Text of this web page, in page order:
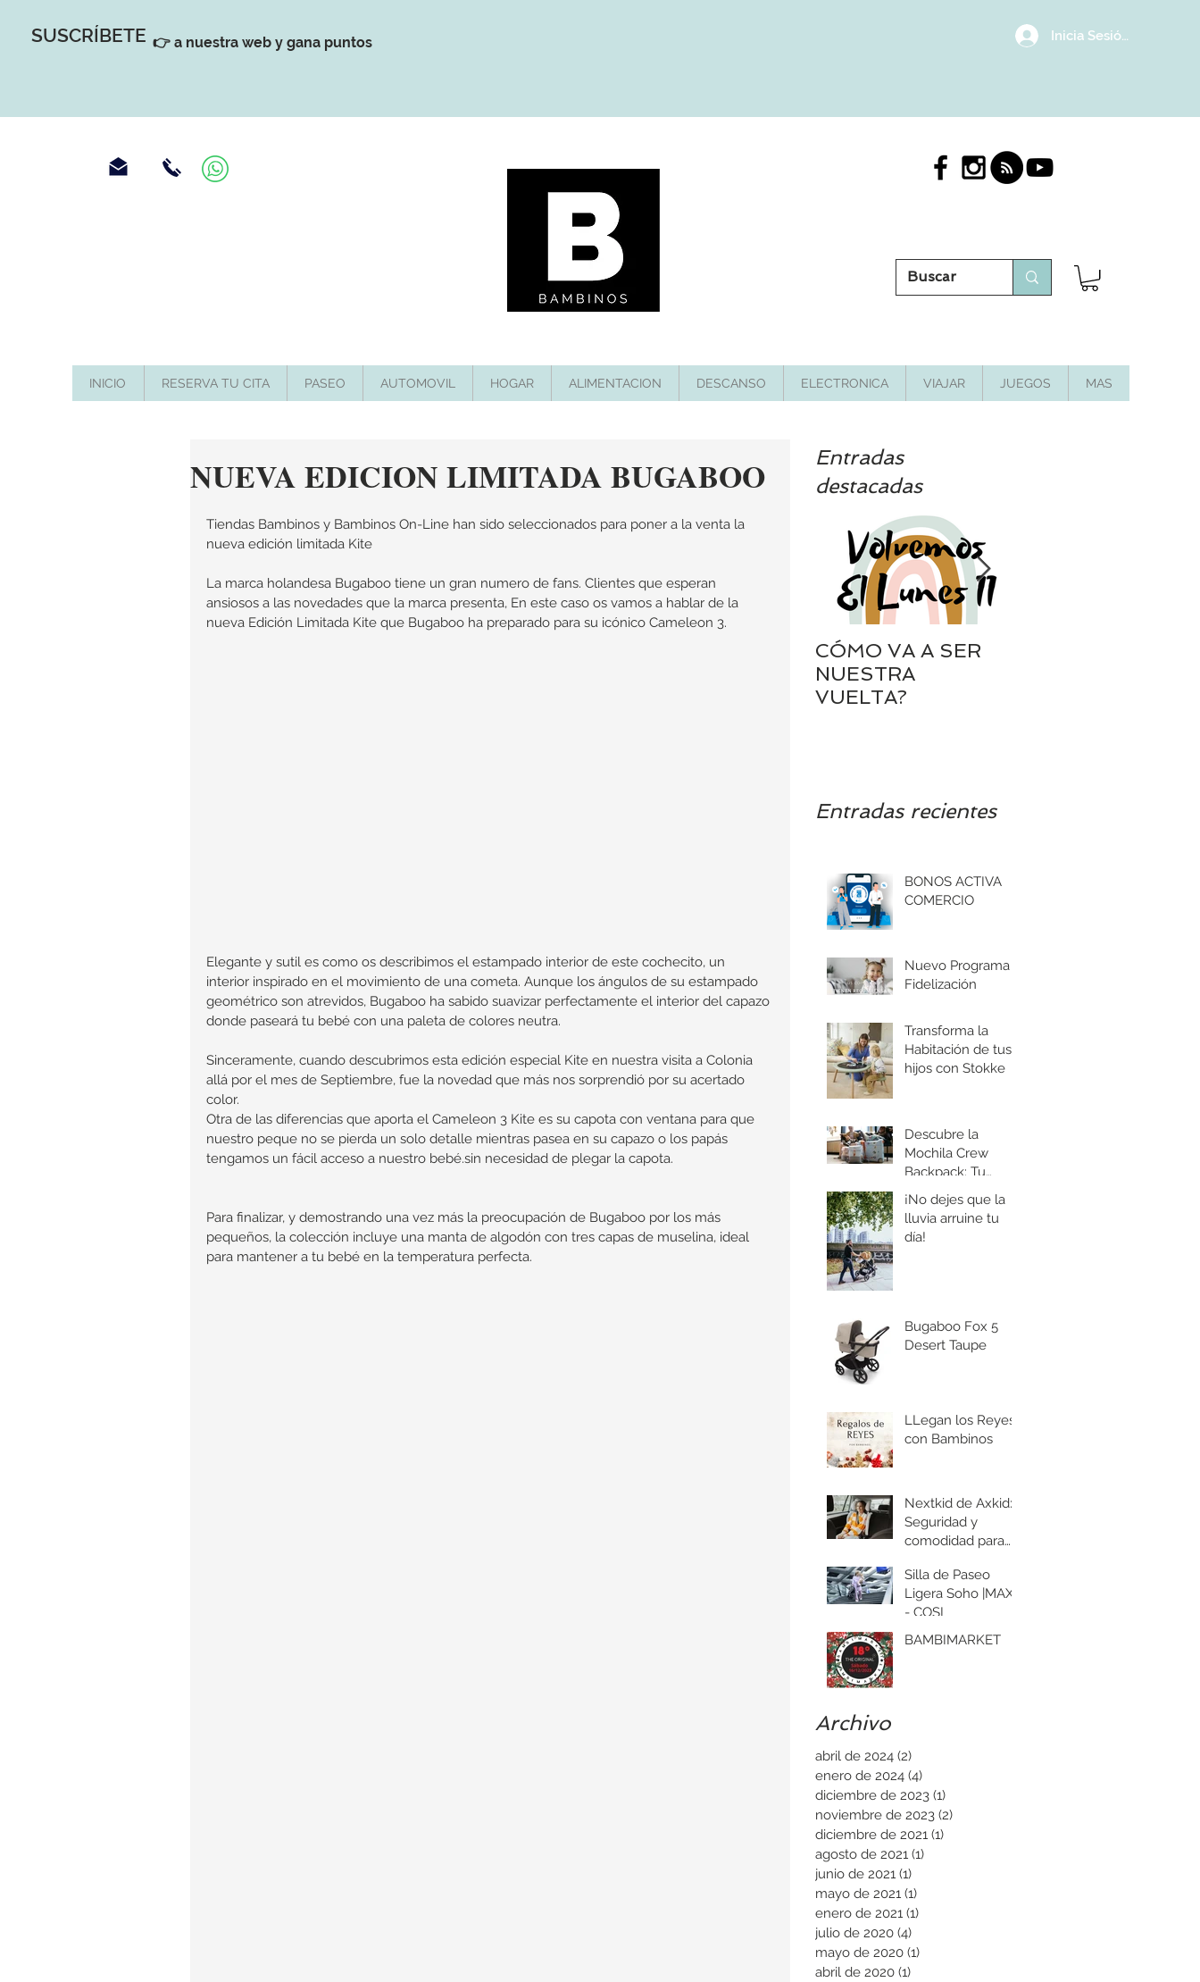
SUSCRÍBETE 👉 a nuestra web y gana puntos Inicia Sesión/
INICIO RESERVA TU CITA PASEO AUTOMOVIL HOGAR ALIMENTACION DESCANSO ELECTRONICA VIAJAR JUEGOS MAS
NUEVA EDICION LIMITADA BUGABOO
Tiendas Bambinos y Bambinos On-Line han sido seleccionados para poner a la venta la
nueva edición limitada Kite
La marca holandesa Bugaboo tiene un gran numero de fans. Clientes que esperan
ansiosos a las novedades que la marca presenta, En este caso os vamos a hablar de la
nueva Edición Limitada Kite que Bugaboo ha preparado para su icónico Cameleon 3.
Elegante y sutil es como os describimos el estampado interior de este cochecito, un
interior inspirado en el movimiento de una cometa. Aunque los ángulos de su estampado
geométrico son atrevidos, Bugaboo ha sabido suavizar perfectamente el interior del capazo
donde paseará tu bebé con una paleta de colores neutra.
Sinceramente, cuando descubrimos esta edición especial Kite en nuestra visita a Colonia
allá por el mes de Septiembre, fue la novedad que más nos sorprendió por su acertado
color.
Otra de las diferencias que aporta el Cameleon 3 Kite es su capota con ventana para que
nuestro peque no se pierda un solo detalle mientras pasea en su capazo o los papás
tengamos un fácil acceso a nuestro bebé.sin necesidad de plegar la capota.
Para finalizar, y demostrando una vez más la preocupación de Bugaboo por los más
pequeños, la colección incluye una manta de algodón con tres capas de muselina, ideal
para mantener a tu bebé en la temperatura perfecta.
Entradas
destacadas
CÓMO VA A SER
NUESTRA
VUELTA?
Entradas recientes
BONOS ACTIVA
COMERCIO
Nuevo Programa
Fidelización
Transforma la
Habitación de tus
hijos con Stokke
Descubre la
Mochila Crew
Backpack: Tu
Compañera Ideal
para Aventuras
¡No dejes que la
lluvia arruine tu
día!
Bugaboo Fox 5
Desert Taupe
LLegan los Reyes
con Bambinos
Nextkid de Axkid:
Seguridad y
comodidad para
aventureros
Silla de Paseo
Ligera Soho |MAXI
- COSI
BAMBIMARKET
Archivo
abril de 2024 (2)
enero de 2024 (4)
diciembre de 2023 (1)
noviembre de 2023 (2)
diciembre de 2021 (1)
agosto de 2021 (1)
junio de 2021 (1)
mayo de 2021 (1)
enero de 2021 (1)
julio de 2020 (4)
mayo de 2020 (1)
abril de 2020 (1)